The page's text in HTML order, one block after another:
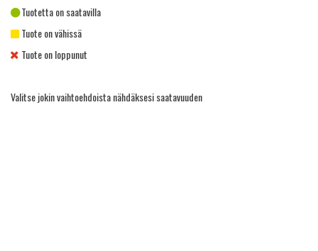
Tuotetta on saatavilla
Tuote on vähissä
Tuote on loppunut
Valitse jokin vaihtoehdoista nähdäksesi saatavuuden